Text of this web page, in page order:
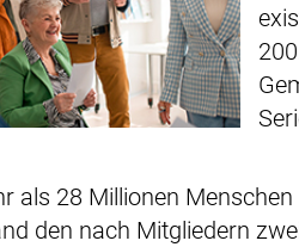
als 28 Millionen
den nach Mitgliedern